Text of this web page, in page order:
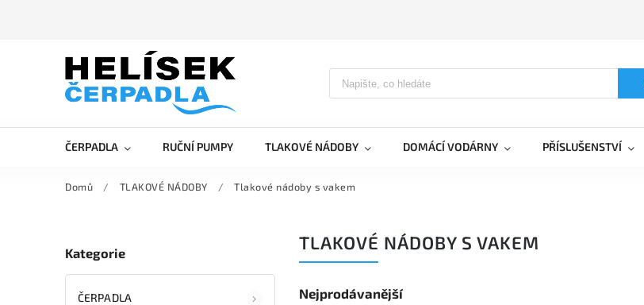
ČERPADLA RUČNÍ PUMPY TLAKOVÉ NÁDOBY DOMÁCÍ VODÁRNY PŘÍSLUŠENSTVÍ
Domů / TLAKOVÉ NÁDOBY / Tlakové nádoby s vakem
Kategorie
ČERPADLA
TLAKOVÉ NÁDOBY S VAKEM
Nejprodávanější